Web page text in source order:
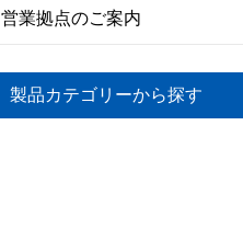
営業拠点のご案内
製品カテゴリーから探す